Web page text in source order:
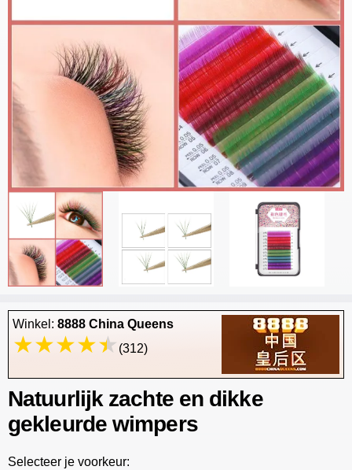
Winkel: 8888 China Queens
(312)
Natuurlijk zachte en dikke
gekleurde wimpers
Selecteer je voorkeur: